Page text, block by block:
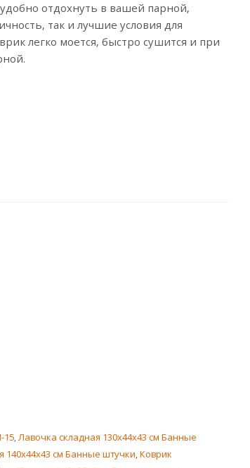
отдохнуть в вашей парной,
так и лучшие условия для
легко моется, быстро сушится и при
15,Лавочка складная 130х44x43 см Банные
140х44x43 см Банные штучки,Коврик